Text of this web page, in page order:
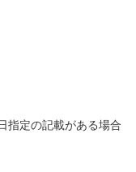
指定の記載がある場合